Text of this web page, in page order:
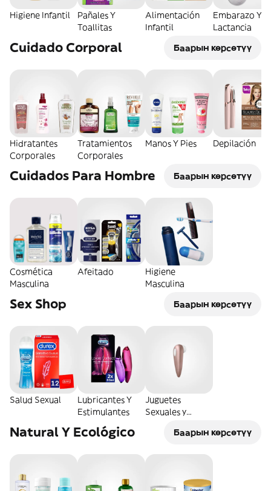
Higiene Infantil
Pañales Y
Toallitas
Alimentación
Infantil
Embarazo Y
Lactancia
Cuidado Corporal Баарын көрсөтүү
Hidratantes
Corporales
Tratamientos
Corporales
Manos Y Pies Depilación
Cuidados Para Hombre Баарын көрсөтүү
Cosmética
Masculina
Afeitado
Higiene
Masculina
Sex Shop Баарын көрсөтүү
Salud Sexual
Lubricantes Y
Estimulantes
Juguetes
Sexuales y
Natural Y Ecológico Баарын көрсөтүү